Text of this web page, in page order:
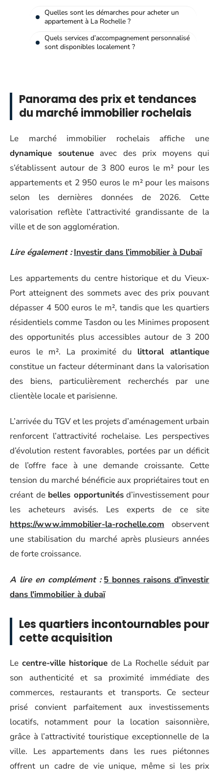
Quelles sont les démarches pour acheter un
appartement à La Rochelle ?
Quels services d’accompagnement personnalisé
sont disponibles localement ?
Panorama des prix et tendances
du marché immobilier rochelais
Le marché immobilier rochelais affiche une
dynamique soutenue avec des prix moyens qui
s’établissent autour de 3 800 euros le m² pour les
appartements et 2 950 euros le m² pour les maisons
selon les dernières données de 2026. Cette
valorisation reflète l’attractivité grandissante de la
ville et de son agglomération.
Lire également : Investir dans l’immobilier à Dubaï
Les appartements du centre historique et du Vieux-
Port atteignent des sommets avec des prix pouvant
dépasser 4 500 euros le m², tandis que les quartiers
résidentiels comme Tasdon ou les Minimes proposent
des opportunités plus accessibles autour de 3 200
euros le m². La proximité du littoral atlantique
constitue un facteur déterminant dans la valorisation
des biens, particulièrement recherchés par une
clientèle locale et parisienne.
L’arrivée du TGV et les projets d’aménagement urbain
renforcent l’attractivité rochelaise. Les perspectives
d’évolution restent favorables, portées par un déficit
de l’offre face à une demande croissante. Cette
tension du marché bénéficie aux propriétaires tout en
créant de belles opportunitésd’investissement pour
les acheteurs avisés. Les experts de ce site
https://www.immobilier-la-rochelle.com observent
une stabilisation du marché après plusieurs années
de forte croissance.
A lire en complément : 5 bonnes raisons d'investir
dans l'immobilier à dubaï
Les quartiers incontournables pour
cette acquisition
Le centre-ville historique de La Rochelle séduit par
son authenticité et sa proximité immédiate des
commerces, restaurants et transports. Ce secteur
prisé convient parfaitement aux investissements
locatifs, notamment pour la location saisonnière,
grâce à l’attractivité touristique exceptionnelle de la
ville. Les appartements dans les rues piétonnes
offrent un cadre de vie unique, même si les prix